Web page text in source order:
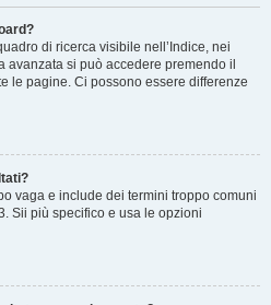
di ricerca visibile nell’Indice, nei
avanzata si può accedere premendo il
le pagine. Ci possono essere differenze
vaga e include dei termini troppo comuni
Sii più specifico e usa le opzioni